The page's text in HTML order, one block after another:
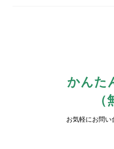
かんた
（
お気軽にお問い